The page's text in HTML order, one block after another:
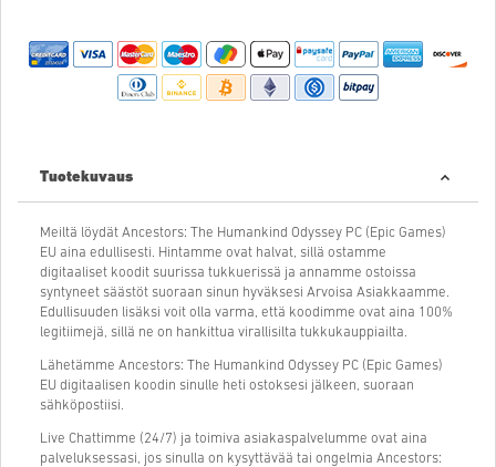
Tuotekuvaus
Meiltä löydät Ancestors: The Humankind Odyssey PC (Epic Games)
EU aina edullisesti. Hintamme ovat halvat, sillä ostamme
digitaaliset koodit suurissa tukkuerissä ja annamme ostoissa
syntyneet säästöt suoraan sinun hyväksesi Arvoisa Asiakkaamme.
Edullisuuden lisäksi voit olla varma, että koodimme ovat aina 100%
legitiimejä, sillä ne on hankittua virallisilta tukkukauppiailta.
Lähetämme Ancestors: The Humankind Odyssey PC (Epic Games)
EU digitaalisen koodin sinulle heti ostoksesi jälkeen, suoraan
sähköpostiisi.
Live Chattimme (24/7) ja toimiva asiakaspalvelumme ovat aina
palveluksessasi, jos sinulla on kysyttävää tai ongelmia Ancestors: